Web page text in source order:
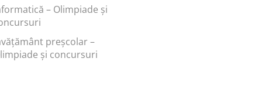
– Olimpiade și
preşcolar –
și concursuri